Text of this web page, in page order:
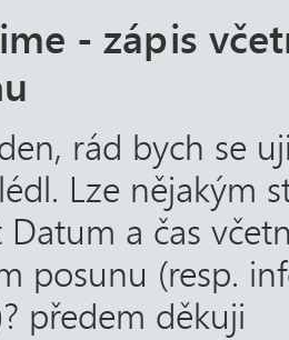
- zápis
rád bych se
Lze nějakým
Datum a čas
posunu (resp.
předem děkuji